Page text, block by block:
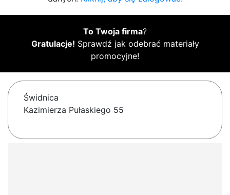
To Twoja firma?
Gratulacje! Sprawdź jak odebrać materiały
promocyjne!
Świdnica
Kazimierza Pułaskiego 55